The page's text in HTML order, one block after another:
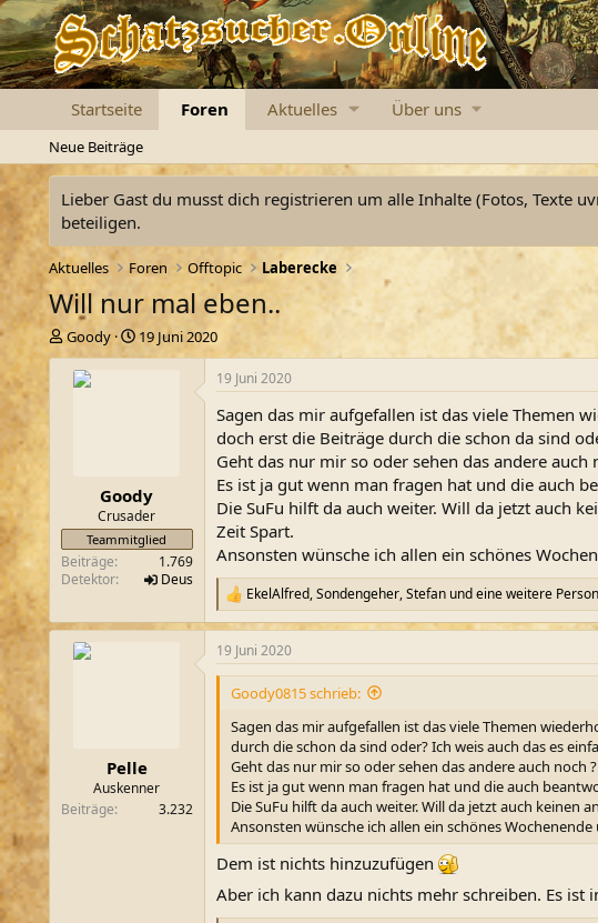
Startseite Foren Aktuelles Über uns
Neue Beiträge
Lieber Gast du musst dich registrieren um alle Inhalte (Fotos, Texte
beteiligen.
Aktuelles Foren Offtopic Laberecke
Will nur mal eben..
E
r
Goody
E
r
a
m
19 Juni 2020
Goody
Crusader
Teammitglied
Beiträge
1.769
Detektor
Deus
19 Juni 2020
Sagen das mir aufgefallen ist das viele Themen
doch erst die Beiträge durch die schon da sind
Geht das nur mir so oder sehen das andere auch
Es ist ja gut wenn man fragen hat und die auch
Die SuFu hilft da auch weiter. Will da jetzt auch
Zeit Spart.
Ansonsten wünsche ich allen ein schönes
R
e
a
k
t
n
e
EkelAlfred,Sondengeher,Stefanund eine weitere Person
Pelle
Auskenner
Beiträge
3.232
19 Juni 2020
Goody0815 schrieb:
Sagen das mir aufgefallen ist das viele Themen
durch die schon da sind oder? Ich weis auch das es
Geht das nur mir so oder sehen das andere auch noch ?
Es ist ja gut wenn man fragen hat und die auch
Die SuFu hilft da auch weiter. Will da jetzt auch
Ansonsten wünsche ich allen ein schönes
Dem ist nichts hinzuzufügen
Aber ich kann dazu nichts mehr schreiben. Es ist